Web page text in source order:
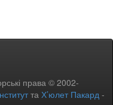
права © 2002-
та Х’юлет Пакард -